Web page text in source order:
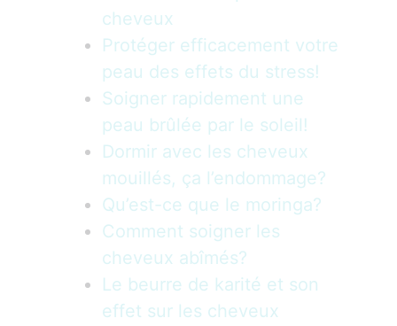
cheveux
Protéger efficacement votre
peau des effets du stress!
Soigner rapidement une
peau brûlée par le soleil!
Dormir avec les cheveux
mouillés, ça l’endommage?
Qu’est-ce que le moringa?
Comment soigner les
cheveux abîmés?
Le beurre de karité et son
effet sur les cheveux